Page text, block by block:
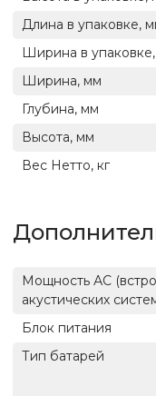
Длина в упаковке,
Ширина в
Ширина, мм
Глубина, мм
Высота, мм
Вес Нетто, кг
Мощность АС
акустических
Блок питания
Тип батарей